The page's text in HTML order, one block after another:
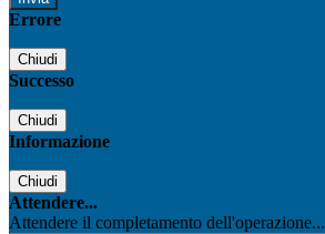
Errore
Chiudi
Successo
Chiudi
Informazione
Chiudi
Attendere...
Attendere il completamento dell'operazione...